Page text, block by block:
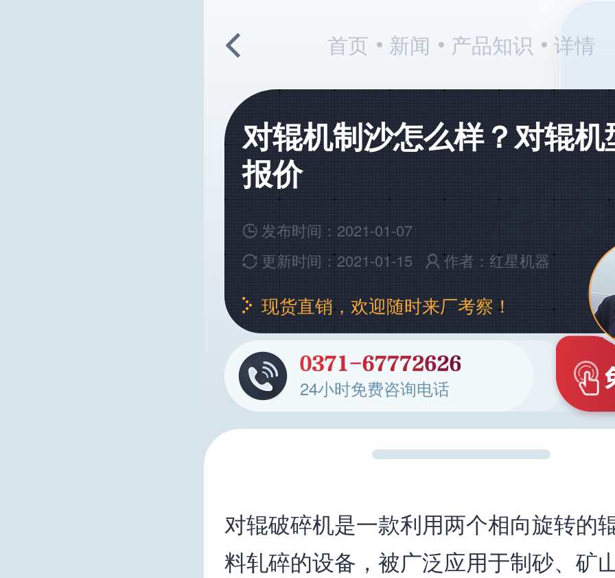
首页 新闻 产品知识 详情
对辊机制沙怎么样？对辊
报价
发布时间：2021-01-07
更新时间：2021-01-15
作者：红星机器
现货直销，欢迎随时来厂考察！
24小时免费咨询电话
对辊破碎机是一款利用两个相向旋转的
料轧碎的设备，被广泛应用于制砂、矿